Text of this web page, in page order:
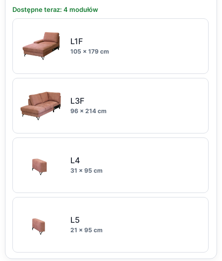
Dostępne teraz: 4 modułów
L1F
105 x 179 cm
L3F
96 x 214 cm
L4
31 x 95 cm
L5
21 x 95 cm